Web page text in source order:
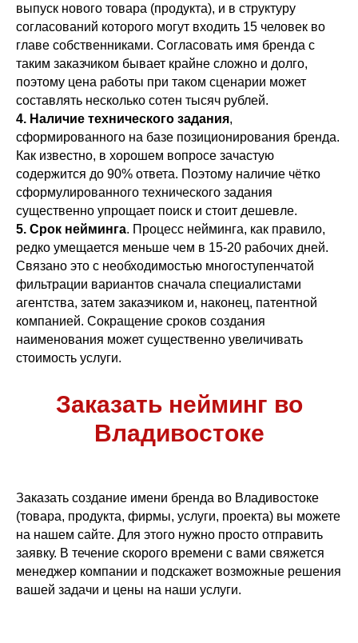
выпуск нового товара (продукта), и в структуру
согласований которого могут входить 15 человек во
главе собственниками. Согласовать имя бренда с
таким заказчиком бывает крайне сложно и долго,
поэтому цена работы при таком сценарии может
составлять несколько сотен тысяч рублей.
4. Наличие технического задания,
сформированного на базе позиционирования бренда.
Как известно, в хорошем вопросе зачастую
содержится до 90% ответа. Поэтому наличие чётко
сформулированного технического задания
существенно упрощает поиск и стоит дешевле.
5. Срок нейминга. Процесс нейминга, как правило,
редко умещается меньше чем в 15-20 рабочих дней.
Связано это с необходимостью многоступенчатой
фильтрации вариантов сначала специалистами
агентства, затем заказчиком и, наконец, патентной
компанией. Сокращение сроков создания
наименования может существенно увеличивать
стоимость услуги.
Заказать нейминг во
Владивостоке
Заказать создание имени бренда во Владивостоке
(товара, продукта, фирмы, услуги, проекта) вы можете
на нашем сайте. Для этого нужно просто отправить
заявку. В течение скорого времени с вами свяжется
менеджер компании и подскажет возможные решения
вашей задачи и цены на наши услуги.